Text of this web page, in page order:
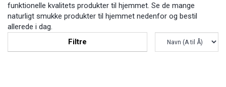
funktionelle kvalitets produkter til hjemmet. Se de mange
naturligt smukke produkter til hjemmet nedenfor og bestil
allerede i dag.
Filtre